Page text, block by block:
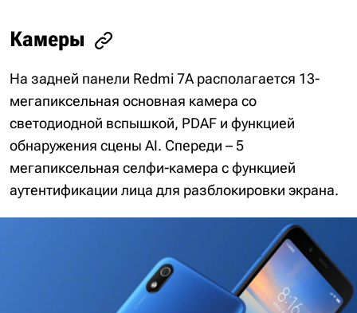
Камеры
На задней панели Redmi 7A располагается 13-
мегапиксельная основная камера со
светодиодной вспышкой, PDAF и функцией
обнаружения сцены AI. Спереди – 5
мегапиксельная селфи-камера с функцией
аутентификации лица для разблокировки экрана.